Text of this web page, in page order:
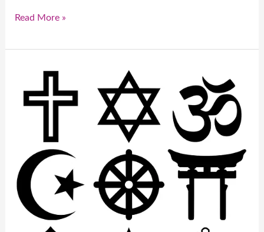
Read More »
Superstition
vs.
Spiritual
Understanding
the
Differences